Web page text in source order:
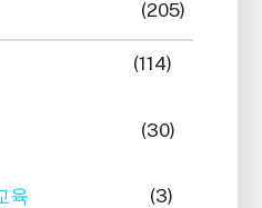
(205)
(114)
(30)
육 (3)